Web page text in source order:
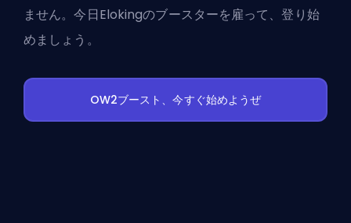
ません。今日Elokingのブースターを雇って、登り始
めましょう。
OW2ブースト、今すぐ始めようぜ